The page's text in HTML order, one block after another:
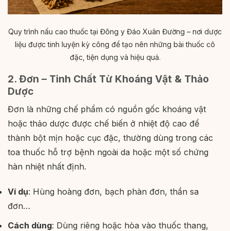
Quy trình nấu cao thuốc tại Đông y Đáo Xuân Đường – nơi dược
liệu được tinh luyện kỳ công để tạo nên những bài thuốc cô
đặc, tiện dụng và hiệu quả.
2. Đơn – Tinh Chất Từ Khoáng Vật & Thảo
Dược
Đơn là những chế phẩm có nguồn gốc khoáng vật
hoặc thảo dược được chế biến ở nhiệt độ cao để
thành bột mịn hoặc cục đặc, thường dùng trong các
toa thuốc hỗ trợ bệnh ngoài da hoặc một số chứng
hàn nhiệt nhất định.
Ví dụ: Hùng hoàng đơn, bạch phàn đơn, thần sa
đơn…
Cách dùng: Dùng riêng hoặc hòa vào thuốc thang,